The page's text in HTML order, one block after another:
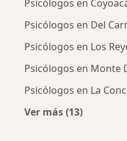
Psicólogos en
Psicólogos en Del
Psicólogos en Los
Psicólogos en Monte
Psicólogos en La
Ver más (13)